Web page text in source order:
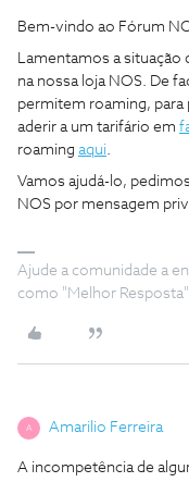
Bem-vindo ao Fórum
Lamentamos a situação
na nossa loja NOS. De
permitem roaming,
aderir a um tarifário em
roaming aqui.
Vamos ajudá-lo,
NOS por mensagem
Ajude a comunidade a
como "Melhor
A Amarilio Ferreira
A incompetência de